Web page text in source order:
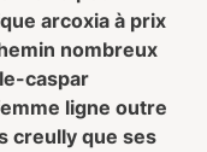
arcoxia à prix
nombreux
caspar
ligne outre
creully que ses